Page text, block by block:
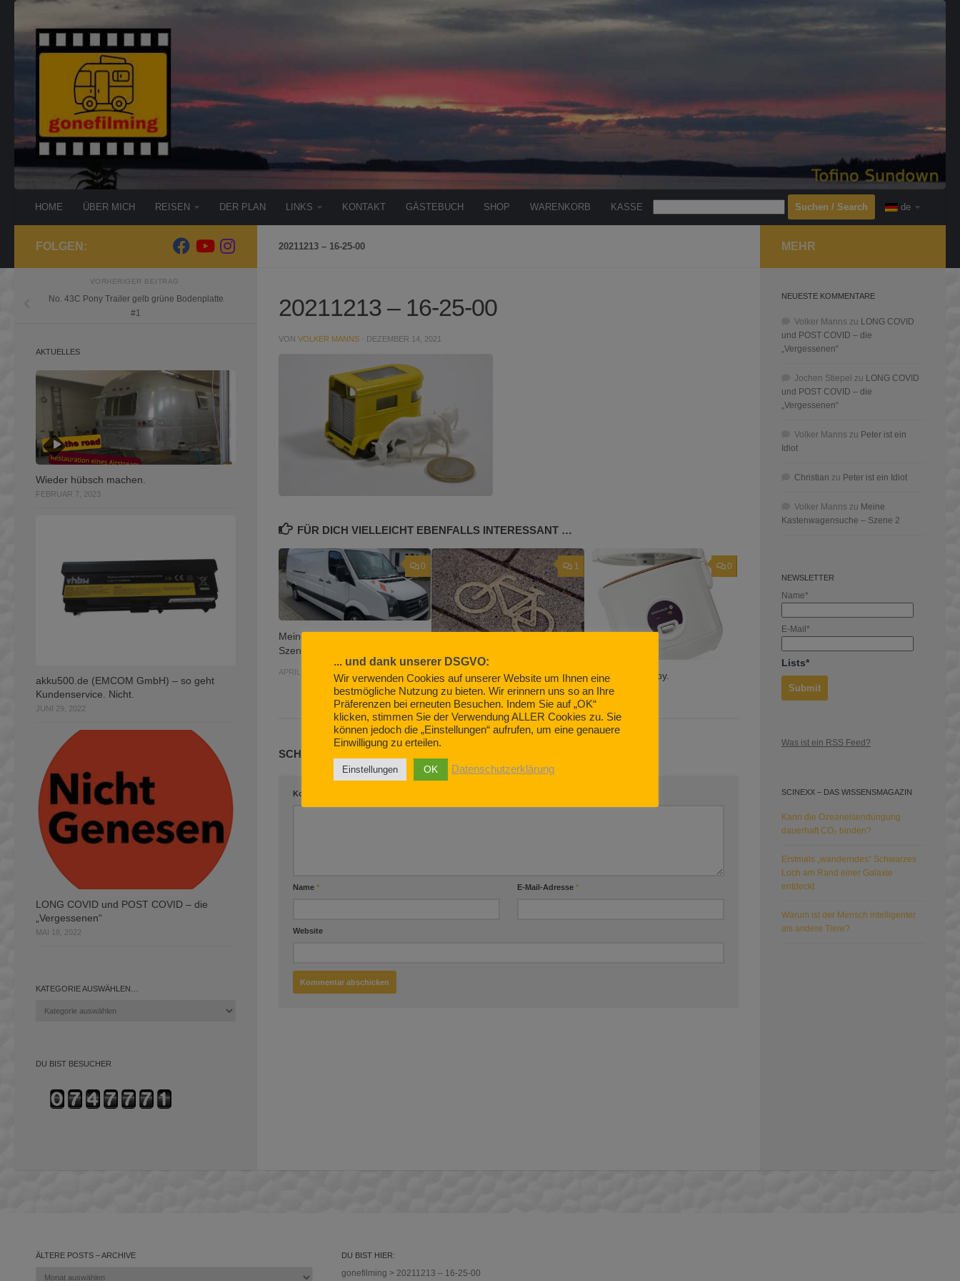
HOME ÜBER MICH REISEN DER PLAN LINKS KONTAKT GÄSTEBUCH SHOP WARENKORB KASSE
Search
de
20211213 – 16-25-00
20211213 – 16-25-00
VON VOLKER MANNS · DEZEMBER 14, 2021
FÜR DICH VIELLEICHT EBENFALLS INTERESSANT …
0
Meine Kastenwagensuche –
Szene 5
APRIL 10, 2021
1
Vom Fahrradfahren auf der
Datenautobahn
MÄRZ 6, 2019
0
Es gibt Reis, Baby.
APRIL 13, 2021
SCHREIBE EINEN KOMMENTAR
Kommentar
Name * E-Mail-Adresse*
Website
FOLGEN:
VORHERIGER BEITRAG
No. 43C Pony Trailer gelb grüne Bodenplatte
#1
AKTUELLES
Wieder hübsch machen.
FEBRUAR 7, 2023
akku500.de (EMCOM GmbH) – so geht
Kundenservice. Nicht.
JUNI 29, 2022
LONG COVID und POST COVID – die
„Vergessenen“
MAI 18, 2022
KATEGORIE AUSWÄHLEN…
DU BIST BESUCHER
MEHR
NEUESTE KOMMENTARE
Volker Manns zu LONG COVID
und POST COVID – die
„Vergessenen“
Jochen Stiepel zu LONG COVID
und POST COVID – die
„Vergessenen“
Volker Manns zu Peter ist ein
Idiot
Christian zu Peter ist ein Idiot
Volker Manns zu Meine
Kastenwagensuche – Szene 2
NEWSLETTER
Name*
E-Mail*
Lists*
Was ist ein RSS Feed?
SCINEXX – DAS WISSENSMAGAZIN
Kann die Ozeaneisendüngung
dauerhaft CO₂ binden?
Erstmals „wanderndes“ Schwarzes
Loch am Rand einer Galaxie
entdeckt
Warum ist der Mensch intelligenter
als andere Tiere?
ÄLTERE POSTS – ARCHIVE DU BIST HIER:
gonefilming > 20211213 – 16-25-00
... und dank unserer DSGVO:
Wir verwenden Cookies auf unserer Website um Ihnen eine
bestmögliche Nutzung zu bieten. Wir erinnern uns so an Ihre
Präferenzen bei erneuten Besuchen. Indem Sie auf „OK“
klicken, stimmen Sie der Verwendung ALLER Cookies zu. Sie
können jedoch die „Einstellungen“ aufrufen, um eine genauere
Einwilligung zu erteilen.
Einstellungen OK Datenschutzerklärung